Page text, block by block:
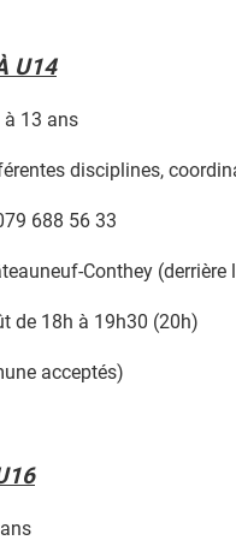
U14
à 13 ans
disciplines,
688 56 33
Conthey
de 18h à 19h30 (20h)
acceptés)